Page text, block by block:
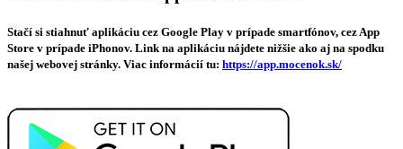
Stačí si stiahnuť aplikáciu cez Google Play v prípade smartfónov, cez App
Store v prípade iPhonov. Link na aplikáciu nájdete nižšie ako aj na spodku
našej webovej stránky. Viac informácií tu: https://app.mocenok.sk/